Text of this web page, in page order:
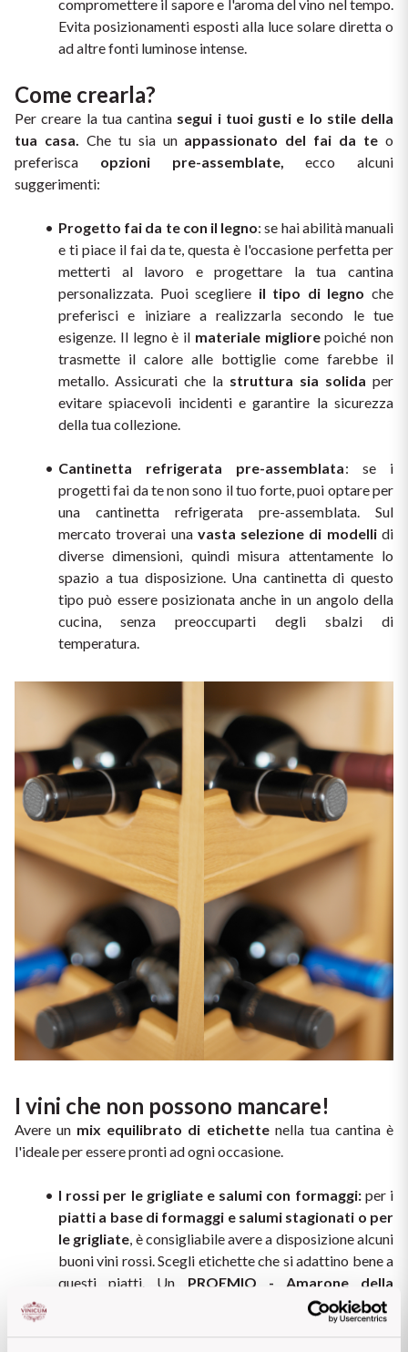
Piemonte
Sicilia
Toscana
Trentino
Umbria
Veneto
La Champagne
Casali 1900
Lambrusco e Spergola
Valpolicella
PROVENIENZA
Vini Lucani
Vini Emiliani
Vini Friulani
Vini Piemontesi
Vini Pugliesi
Vini Siciliani
Vini Toscani
Vini Trentini
Vini Umbri
Vini Veneti
Vini della Champagne
Vini della Borgogna
Vini Bordeaux
Vedi tutti
compromettere il sapore e l'aroma del vino nel tempo.
Evita posizionamenti esposti alla luce solare diretta o
ad altre fonti luminose intense.
Come crearla?
Per creare la tua cantina segui i tuoi gusti e lo stile della
tua casa. Che tu sia un appassionato del fai da te o
preferisca opzioni pre-assemblate, ecco alcuni
suggerimenti:
Progetto fai da te con il legno: se hai abilità manuali
e ti piace il fai da te, questa è l'occasione perfetta per
metterti al lavoro e progettare la tua cantina
personalizzata. Puoi scegliere il tipo di legno che
preferisci e iniziare a realizzarla secondo le tue
esigenze. Il legno è il materiale migliore poiché non
trasmette il calore alle bottiglie come farebbe il
metallo. Assicurati che la struttura sia solida per
evitare spiacevoli incidenti e garantire la sicurezza
della tua collezione.
Cantinetta refrigerata pre-assemblata: se i
progetti fai da te non sono il tuo forte, puoi optare per
una cantinetta refrigerata pre-assemblata. Sul
mercato troverai una vasta selezione di modelli di
diverse dimensioni, quindi misura attentamente lo
spazio a tua disposizione. Una cantinetta di questo
tipo può essere posizionata anche in un angolo della
cucina, senza preoccuparti degli sbalzi di
temperatura.
I vini che non possono mancare!
Avere un mix equilibrato di etichette nella tua cantina è
l'ideale per essere pronti ad ogni occasione.
I rossi per le grigliate e salumi con formaggi:
piatti a base di formaggi e salumi stagionati o per
le grigliate, è consigliabile avere a disposizione alcuni
buoni vini rossi. Scegli etichette che si adattino bene a
questi piatti. Un PROEMIO - Amarone della
avvolgente e rotondo o
SFURSAT 5 STELLE - Sforzato di Valtellina